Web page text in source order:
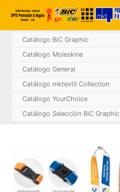
Catálogo BiC Graphic
Catálogo Moleskine
Catálogo General
Catálogo mktextil Collection
Catálogo YourChoice
Catálogo Selección BiC Graphic